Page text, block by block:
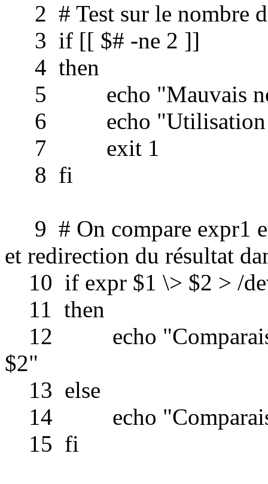
2 # Test sur le nombre
3 if [[ $# -ne 2 ]]
4 then
5 echo "Mauvais
6 echo "Utilisation :
7 exit 1
8 fi
9 # On compare expr1
et redirection du résultat
10 if expr $1 \> $2 > /
11 then
12 echo
$2"
13 else
14 echo
15 fi